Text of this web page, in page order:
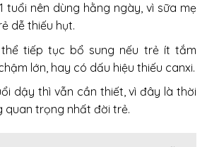
tuổi nên dùng hằng ngày, vì sữa mẹ
dễ thiếu hụt.
thể tiếp tục bổ sung nếu trẻ ít tắm
lớn, hay có dấu hiệu thiếu canxi.
dậy thì vẫn cần thiết, vì đây là thời
quan trọng nhất đời trẻ.